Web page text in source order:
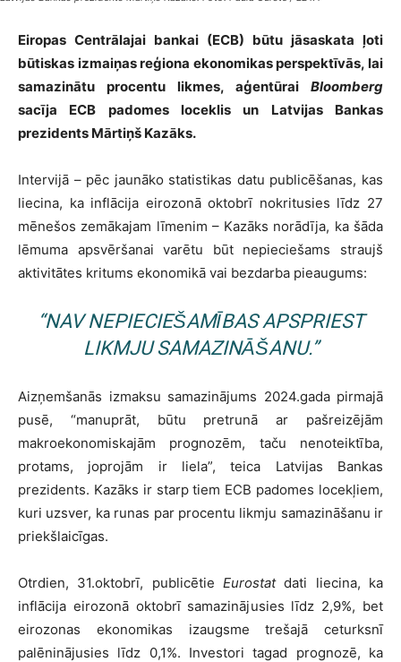
Eiropas Centrālajai bankai (ECB) būtu jāsaskata ļoti
būtiskas izmaiņas reģiona ekonomikas perspektīvās, lai
samazinātu procentu likmes, aģentūrai Bloomberg
sacīja ECB padomes loceklis un Latvijas Bankas
prezidents Mārtiņš Kazāks.
Intervijā – pēc jaunāko statistikas datu publicēšanas, kas
liecina, ka inflācija eirozonā oktobrī nokritusies līdz 27
mēnešos zemākajam līmenim – Kazāks norādīja, ka šāda
lēmuma apsvēršanai varētu būt nepieciešams straujš
aktivitātes kritums ekonomikā vai bezdarba pieaugums:
“NAV NEPIECIEŠAMĪBAS APSPRIEST
LIKMJU SAMAZINĀŠANU.”
Aizņemšanās izmaksu samazinājums 2024.gada pirmajā
pusē, “manuprāt, būtu pretrunā ar pašreizējām
makroekonomiskajām prognozēm, taču nenoteiktība,
protams, joprojām ir liela”, teica Latvijas Bankas
prezidents. Kazāks ir starp tiem ECB padomes locekļiem,
kuri uzsver, ka runas par procentu likmju samazināšanu ir
priekšlaicīgas.
Otrdien, 31.oktobrī, publicētie Eurostatdati liecina, ka
inflācija eirozonā oktobrī samazinājusies līdz 2,9%, bet
eirozonas ekonomikas izaugsme trešajā ceturksnī
palēninājusies līdz 0,1%. Investori tagad prognozē, ka